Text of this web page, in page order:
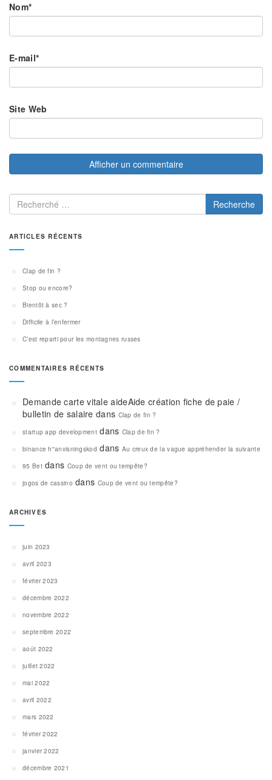
Nom*
E-mail*
Site Web
Recherche
ARTICLES RÉCENTS
Clap de fin ?
Stop ou encore?
Bientôt à sec ?
Difficile à l’enfermer
C’est reparti pour les montagnes russes
COMMENTAIRES RÉCENTS
Demande carte vitale aideAide création fiche de paie /
bulletin de salaire dans Clap de fin ?
startup app developmentdans Clap de fin ?
binance h"anvisningskod dans Au creux de la vague appréhender la suivante
95 Betdans Coup de vent ou tempête?
jogos de cassino dans Coup de vent ou tempête?
ARCHIVES
juin 2023
avril 2023
février 2023
décembre 2022
novembre 2022
septembre 2022
août 2022
juillet 2022
mai 2022
avril 2022
mars 2022
février 2022
janvier 2022
décembre 2021